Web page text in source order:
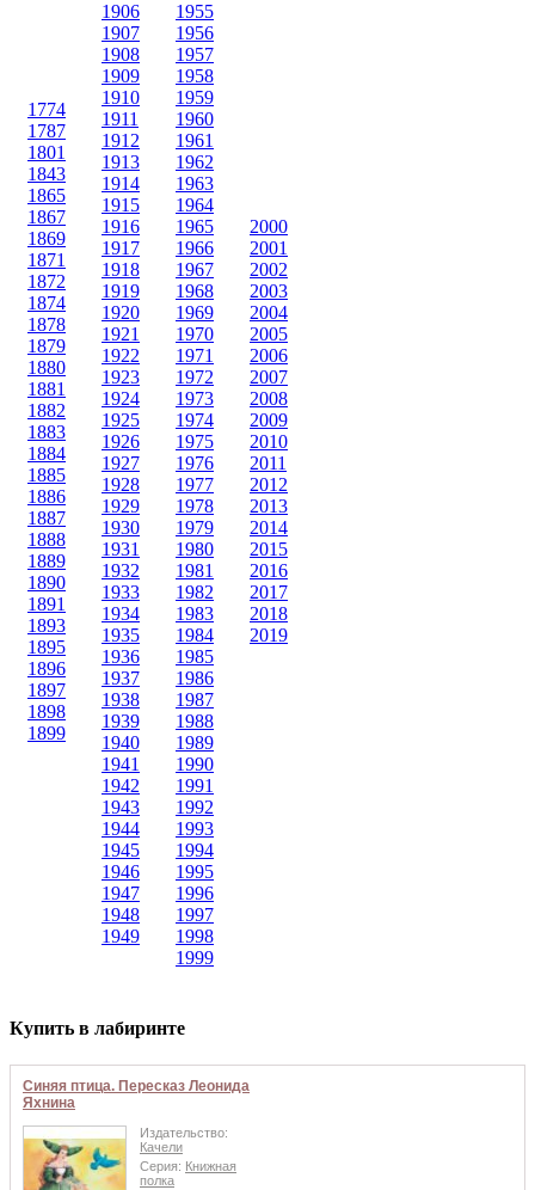
1774
1787
1801
1843
1865
1867
1869
1871
1872
1874
1878
1879
1880
1881
1882
1883
1884
1885
1886
1887
1888
1889
1890
1891
1893
1895
1896
1897
1898
1899
1906
1907
1908
1909
1910
1911
1912
1913
1914
1915
1916
1917
1918
1919
1920
1921
1922
1923
1924
1925
1926
1927
1928
1929
1930
1931
1932
1933
1934
1935
1936
1937
1938
1939
1940
1941
1942
1943
1944
1945
1946
1947
1948
1949
1955
1956
1957
1958
1959
1960
1961
1962
1963
1964
1965
1966
1967
1968
1969
1970
1971
1972
1973
1974
1975
1976
1977
1978
1979
1980
1981
1982
1983
1984
1985
1986
1987
1988
1989
1990
1991
1992
1993
1994
1995
1996
1997
1998
1999
2000
2001
2002
2003
2004
2005
2006
2007
2008
2009
2010
2011
2012
2013
2014
2015
2016
2017
2018
2019
Купить в лабиринте
Синяя птица. Пересказ Леонида
Яхнина
Издательство:
Качели
Серия: Книжная
полка